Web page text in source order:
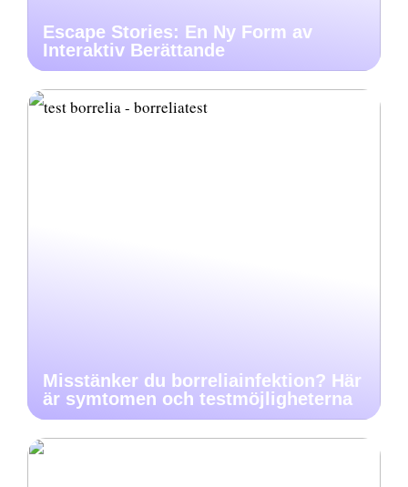
Escape Stories: En Ny Form av
Interaktiv Berättande
Misstänker du borreliainfektion? Här
är symtomen och testmöjligheterna